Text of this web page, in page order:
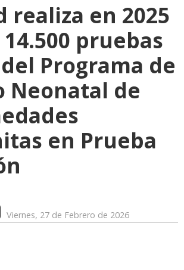
realiza en 2025
pruebas
Programa de
Neonatal de
en Prueba
Viernes, 27 de Febrero de 2026